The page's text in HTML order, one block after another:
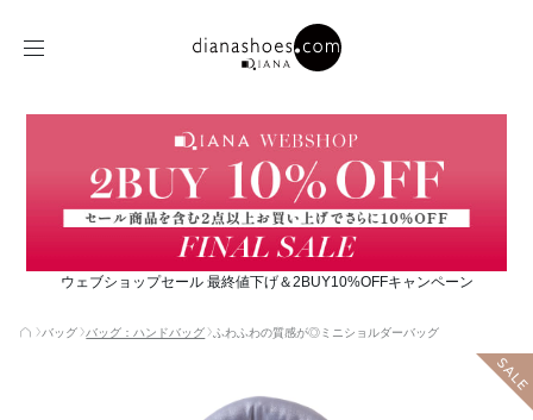
ウェブショップセール 最終値下げ＆2BUY10%OFFキャンペーン
バッグ バッグ：ハンドバッグ ふわふわの質感が◎ミニショルダーバッグ